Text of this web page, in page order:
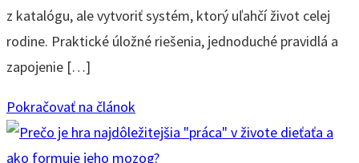
z katalógu, ale vytvoriť systém, ktorý uľahčí život celej
rodine. Praktické úložné riešenia, jednoduché pravidlá a
zapojenie […]
Pokračovať na článok